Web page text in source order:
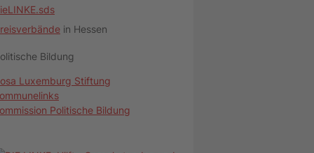
in Hessen
Bildung
Luxemburg Stiftung
Politische Bildung